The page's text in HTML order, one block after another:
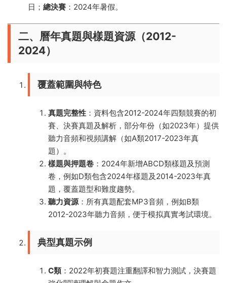
日； 總決賽 ：2024年暑假。
二、曆年真題與樣題資源（2012-
2024）
覆蓋範圍與特色
真題完整性 ：資料包含2012-2024年四類競賽的初
賽、決賽真題及解析，部分年份（如2023年）提供
聽力音頻和視頻講解（如A類2017-2023年真
題）。
樣題與押題卷 ：2024年新增ABCD類樣題及預測
卷，例如D類包含2024年樣題及2014-2023年真
題，覆蓋題型和難度趨勢。
聽力資源：所有真題配套MP3音頻，例如B類
2012-2023年聽力音頻，便于模拟真實考試環境。
典型真題示例
C類 ：2022年初賽題注重翻譯和智力測試，決賽題